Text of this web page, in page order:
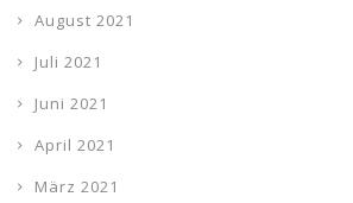
August 2021
Juli 2021
Juni 2021
April 2021
März 2021